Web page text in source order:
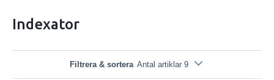
Indexator
Filtrera & sortera Antal artiklar 9